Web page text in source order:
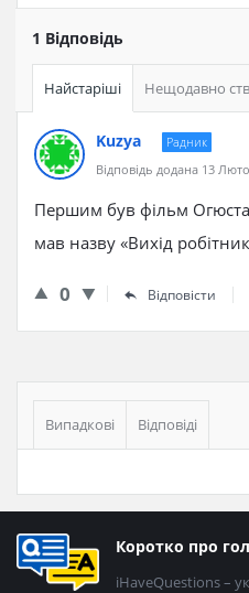
1 Відповідь
Найстаріші Нещодавно
Kuzya
Радник
Відповідь додана 13
Першим був фільм Огюста
мав назву «Вихід
0 Відповісти
Бічна
панель
Випадкові Відповіді
Нижній
колонтитул
Коротко про
iHaveQuestions –